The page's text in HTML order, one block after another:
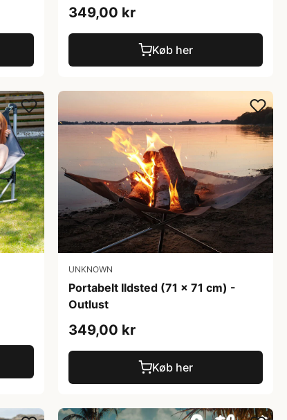
349,00 kr
Køb her
UNKNOWN
Portabelt Ildsted (71 x 71 cm) -
Outlust
349,00 kr
Køb her